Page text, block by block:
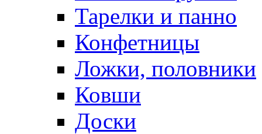
Тарелки и панно
Конфетницы
Ложки, половники
Ковши
Доски